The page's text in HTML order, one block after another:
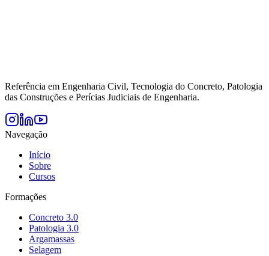
Referência em Engenharia Civil, Tecnologia do Concreto, Patologia
das Construções e Perícias Judiciais de Engenharia.
Navegação
Início
Sobre
Cursos
Formações
Concreto 3.0
Patologia 3.0
Argamassas
Selagem